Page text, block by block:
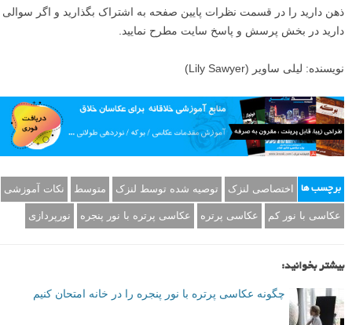
ذهن دارید را در قسمت نظرات پایین صفحه به اشتراک بگذارید و اگر سوالی
دارید در بخش پرسش و پاسخ سایت مطرح نمایید.
نویسنده: لیلی ساویر (Lily Sawyer)
برچسب ها اختصاصی لنزک توصیه شده توسط لنزک متوسط نکات آموزشی
عکاسی با نور کم عکاسی پرتره عکاسی پرتره با نور پنجره نورپردازی
بیشتر بخوانید:
چگونه عکاسی پرتره با نور پنجره را در خانه امتحان کنیم